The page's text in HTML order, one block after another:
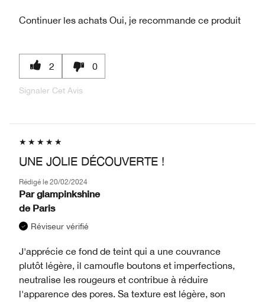
Continuer les achats Oui, je recommande ce produit
2 0
Signaler Cet Avis
UNE JOLIE DÉCOUVERTE !
Rédigé le 20/02/2024
Par glampinkshine
de Paris
Réviseur vérifié
J'apprécie ce fond de teint qui a une couvrance
plutôt légère, il camoufle boutons et imperfections,
neutralise les rougeurs et contribue à réduire
l'apparence des pores. Sa texture est légère, son